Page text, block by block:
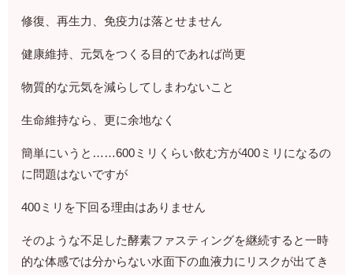
修復、再生力、免疫力は落とせません
健康維持、元気をつくる目的であれば尚更
物質的な元気を減らしてしまわないこと
生命維持なら、更に余地なく
簡単にいうと……600ミリくらい飲む方が400ミリになるの
に問題はないですが
400ミリを下回る理由はありません
そのような不足した酵素ファスティングを継続すると一時
的な体感では分からない水面下の血液力にリスクが出てき